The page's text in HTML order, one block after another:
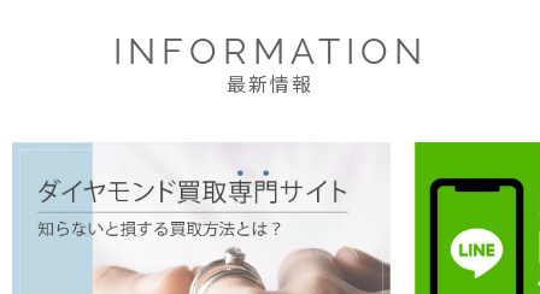
INFORMATION
最新情報